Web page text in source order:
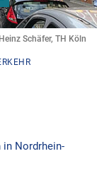
Schäfer, TH Köln
in Nordrhein-